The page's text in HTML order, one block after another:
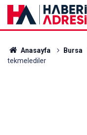
Anasayfa Bursa
tekmelediler